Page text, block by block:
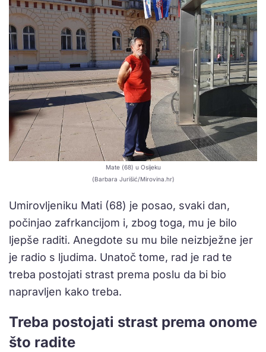
Mate (68) u Osijeku
(Barbara Jurišić/Mirovina.hr)
Umirovljeniku Mati (68) je posao, svaki dan,
počinjao zafrkancijom i, zbog toga, mu je bilo
ljepše raditi. Anegdote su mu bile neizbježne jer
je radio s ljudima. Unatoč tome, rad je rad te
treba postojati strast prema poslu da bi bio
napravljen kako treba.
Treba postojati strast prema onome
što radite